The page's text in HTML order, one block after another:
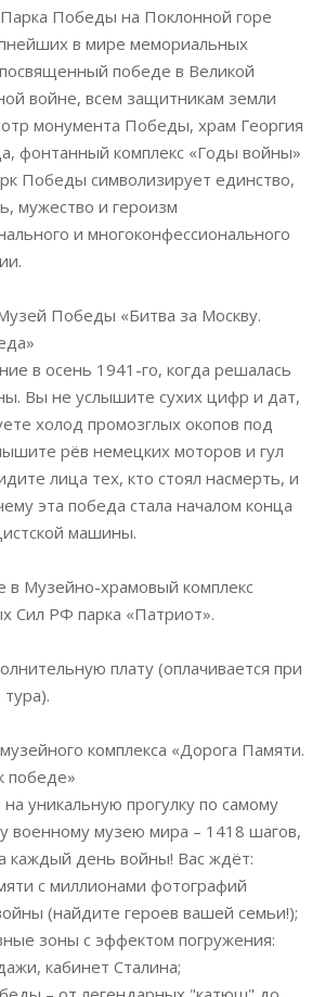
Победы на Поклонной горе
в мире мемориальных
победе в Великой
войне, всем защитникам земли
монумента Победы, храм Георгия
фонтанный комплекс «Годы войны»
Победы символизирует единство,
мужество и героизм
и многоконфессионального
Победы «Битва за Москву.
в осень 1941-го, когда решалась
Вы не услышите сухих цифр и дат,
холод промозглых окопов под
рёв немецких моторов и гул
лица тех, кто стоял насмерть, и
эта победа стала началом конца
машины.
в Музейно-храмовый комплекс
Сил РФ парка «Патриот».
плату (оплачивается при
комплекса «Дорога Памяти.
победе»
уникальную прогулку по самому
военному музею мира – 1418 шагов,
каждый день войны! Вас ждёт:
с миллионами фотографий
(найдите героев вашей семьи!);
зоны с эффектом погружения:
кабинет Сталина;